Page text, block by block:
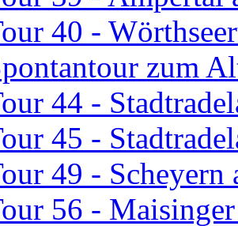
40 -
zum
44 -
45 -
49 - Scheyern
56 -